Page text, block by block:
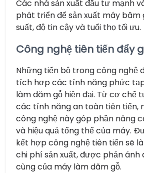
Các nhà sản xuất đầu tư mạnh
phát triển để sản xuất máy băm
suất, độ tin cậy và tuổi thọ tối ưu.
Công nghệ tiên tiến đẩy
Những tiến bộ trong công nghệ
tích hợp các tính năng phức
làm dăm gỗ hiện đại. Từ cơ chế
các tính năng an toàn tiên tiến,
công nghệ này góp phần nâng
và hiệu quả tổng thể của máy.
kết hợp công nghệ tiên tiến sẽ
chi phí sản xuất, được phản ánh
cùng của máy làm dăm gỗ.